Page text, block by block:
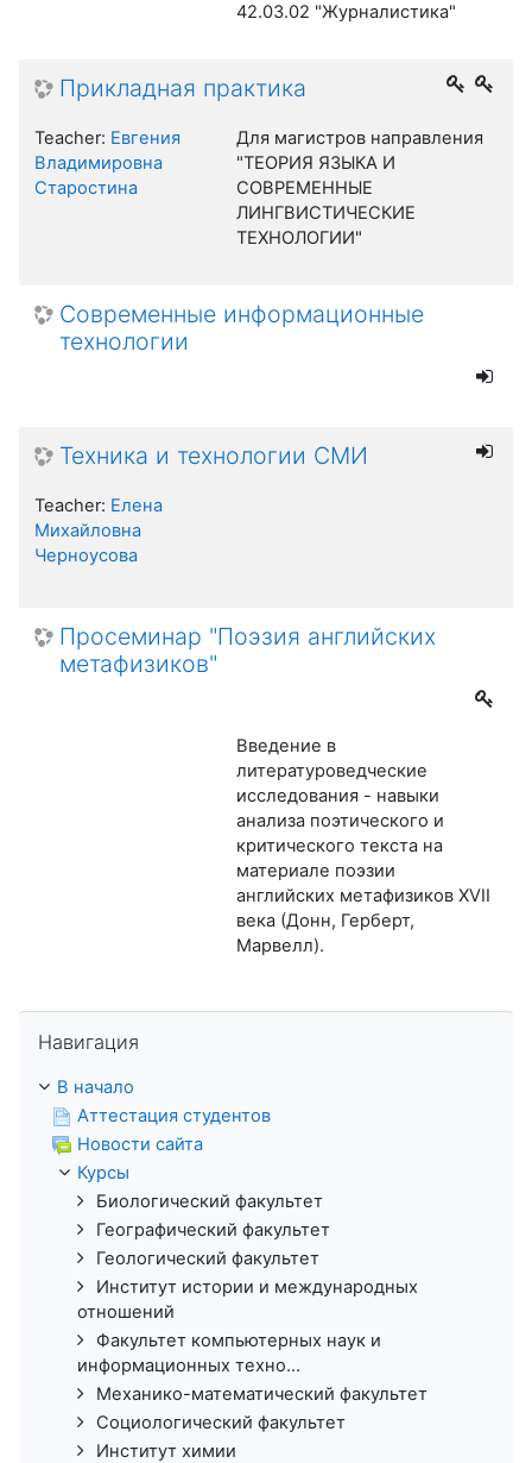
42.03.02 "Журналистика"
Прикладная практика
Для магистров направления
"ТЕОРИЯ ЯЗЫКА И
СОВРЕМЕННЫЕ
ЛИНГВИСТИЧЕСКИЕ
ТЕХНОЛОГИИ"
Teacher: Евгения
Владимировна
Старостина
Современные информационные
технологии
Техника и технологии СМИ
Teacher: Елена
Михайловна
Черноусова
Просеминар "Поэзия английских
метафизиков"
Введение в
литературоведческие
исследования - навыки
анализа поэтического и
критического текста на
материале поэзии
английских метафизиков XVII
века (Донн, Герберт,
Марвелл).
Навигация
В начало
Аттестация студентов
Новости сайта
Курсы
Биологический факультет
Географический факультет
Геологический факультет
Институт истории и международных
отношений
Факультет компьютерных наук и
информационных техно...
Механико-математический факультет
Социологический факультет
Институт химии